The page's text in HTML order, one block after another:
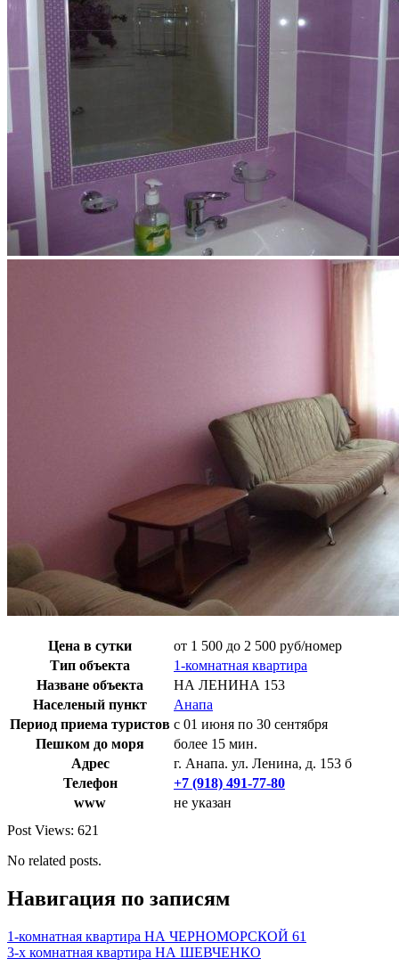
Цена в сутки
от 1 500 до 2 500 руб/номер
Тип объекта
1-комнатная квартира
Назване объекта
НА ЛЕНИНА 153
Населеный пункт
Анапа
Период приема туристов с 01 июня по 30 сентября
Пешком до моря
более 15 мин.
Адрес
г. Анапа. ул. Ленина, д. 153 б
Телефон
+7 (918) 491-77-80
www
не указан
Post Views: 621
No related posts.
Навигация по записям
1-комнатная квартира НА ЧЕРНОМОРСКОЙ 61
3-х комнатная квартира НА ШЕВЧЕНКО